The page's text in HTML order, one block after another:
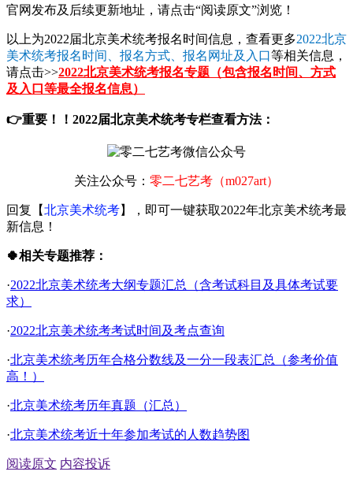
官网发布及后续更新地址，请点击“阅读原文”浏览！
以上为2022届北京美术统考报名时间信息，查看更多2022北京
美术统考报名时间、报名方式、报名网址及入口等相关信息，
请点击>>2022北京美术统考报名专题（包含报名时间、方式
及入口等最全报名信息）
👉重要！！2022届北京美术统考专栏查看方法：
关注公众号： 零二七艺考（m027art）
回复【北京美术统考】，即可一键获取2022年北京美术统考最
新信息！
🍀相关专题推荐：
·2022北京美术统考大纲专题汇总（含考试科目及具体考试要
求）
·2022北京美术统考考试时间及考点查询
·北京美术统考历年合格分数线及一分一段表汇总（参考价值
高！）
·北京美术统考历年真题（汇总）
·北京美术统考近十年参加考试的人数趋势图
阅读原文 内容投诉